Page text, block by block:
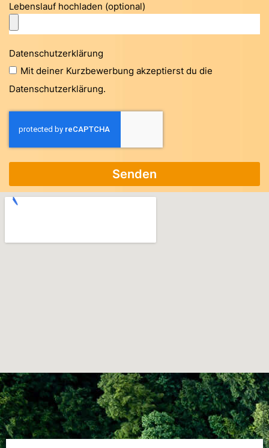
Lebenslauf hochladen (optional)
Datenschutzerklärung
Mit deiner Kurzbewerbung akzeptierst du die
Datenschutzerklärung.
Senden